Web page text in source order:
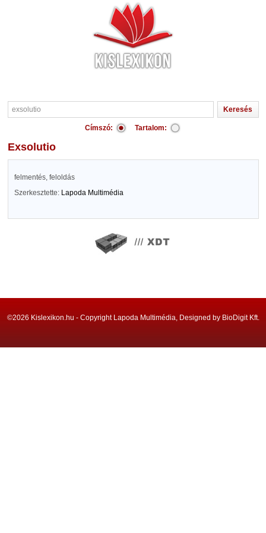
Címszó: Tartalom:
exsolutio
felmentés, feloldás
Szerkesztette: Lapoda Multimédia
©2026 Kislexikon.hu - Copyright Lapoda Multimédia, Designed by BioDigit Kft.